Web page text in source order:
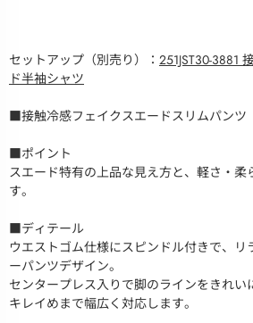
セットアップ（別売り）： 251JST30-3881
ド半袖シャツ
■接触冷感フェイクスエードスリムパンツ
■ポイント
スエード特有の上品な見え方と、軽さ・柔
す。
■ディテール
ウエストゴム仕様にスピンドル付きで、リ
ーパンツデザイン。
センタープレス入りで脚のラインをきれい
キレイめまで幅広く対応します。